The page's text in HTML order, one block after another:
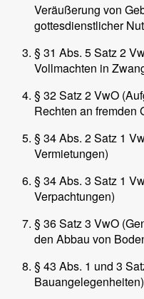
Veräußerung von
gottesdienstlicher
§ 31 Abs. 5 Satz 2
Vollmachten in
§ 32 Satz 2 VwO
Rechten an fremden
§ 34 Abs. 2 Satz 1
Vermietungen)
§ 34 Abs. 3 Satz 1
Verpachtungen)
§ 36 Satz 3 VwO
den Abbau von
§ 43 Abs. 1 und 3